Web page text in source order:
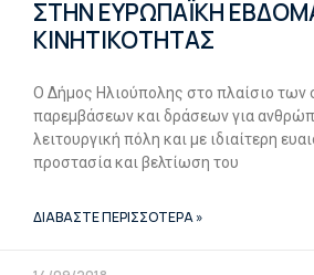
ΣΤΗΝ ΕΥΡΩΠΑΪΚΗ
ΚΙΝΗΤΙΚΟΤΗΤΑΣ
Ο Δήμος Ηλιούπολης στο πλαίσιο των
παρεμβάσεων και δράσεων για
λειτουργική πόλη και με ιδιαίτερη
προστασία και βελτίωση του
ΔΙΑΒΑΣΤΕ ΠΕΡΙΣΣΟΤΕΡΑ »